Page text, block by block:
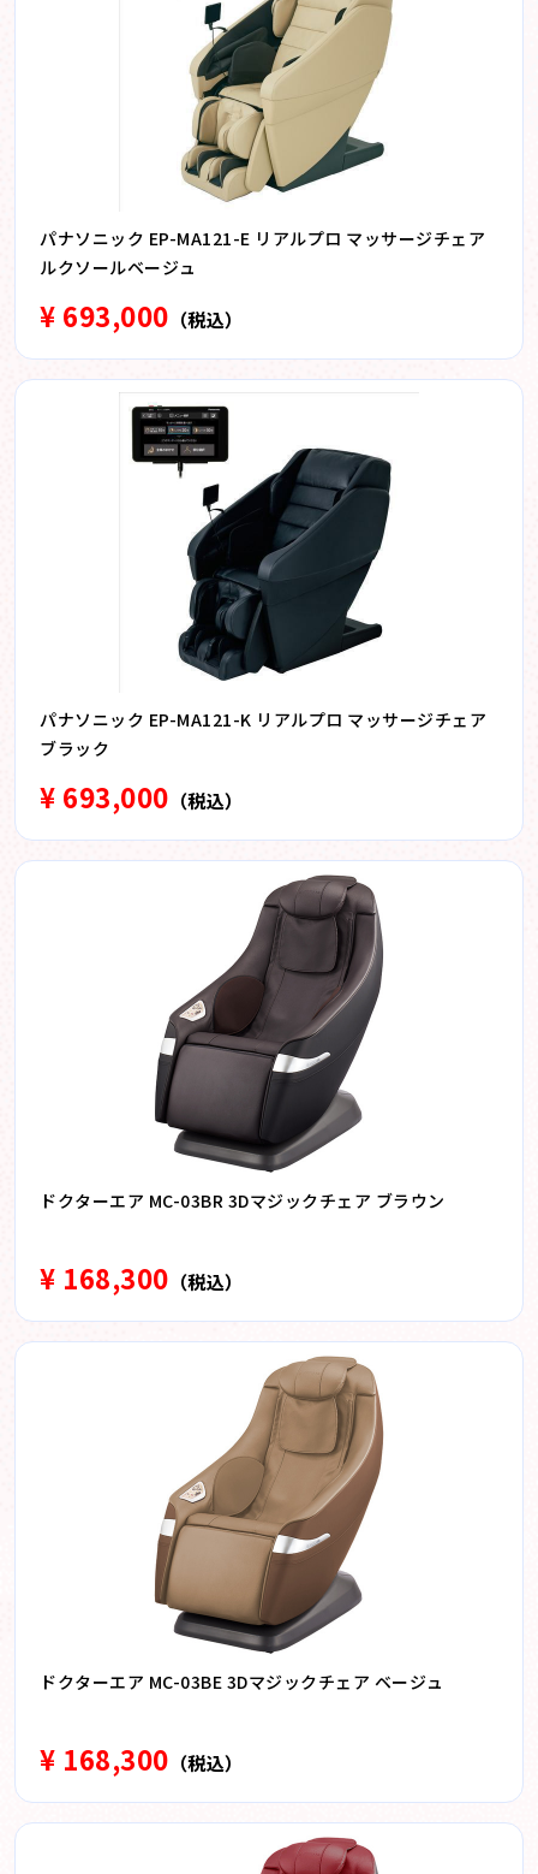
パナソニック EP-MA121-E リアルプロ マッサージチェア
ルクソールベージュ
¥ 693,000 （税込）
パナソニック EP-MA121-K リアルプロ マッサージチェア
ブラック
¥ 693,000 （税込）
ドクターエア MC-03BR 3Dマジックチェア ブラウン
¥ 168,300 （税込）
ドクターエア MC-03BE 3Dマジックチェア ベージュ
¥ 168,300 （税込）